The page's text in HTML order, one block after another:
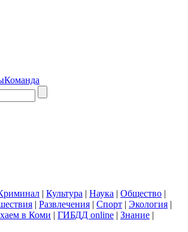
Команда
| Культура | Наука | Общество |
| Развлечения | Спорт | Экология |
в Коми | ГИБДД online | Знание |